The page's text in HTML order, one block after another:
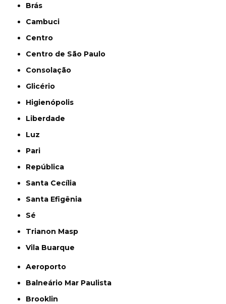
Brás
Cambuci
Centro
Centro de São Paulo
Consolação
Glicério
Higienópolis
Liberdade
Luz
Pari
República
Santa Cecília
Santa Efigênia
Sé
Trianon Masp
Vila Buarque
Aeroporto
Balneário Mar Paulista
Brooklin